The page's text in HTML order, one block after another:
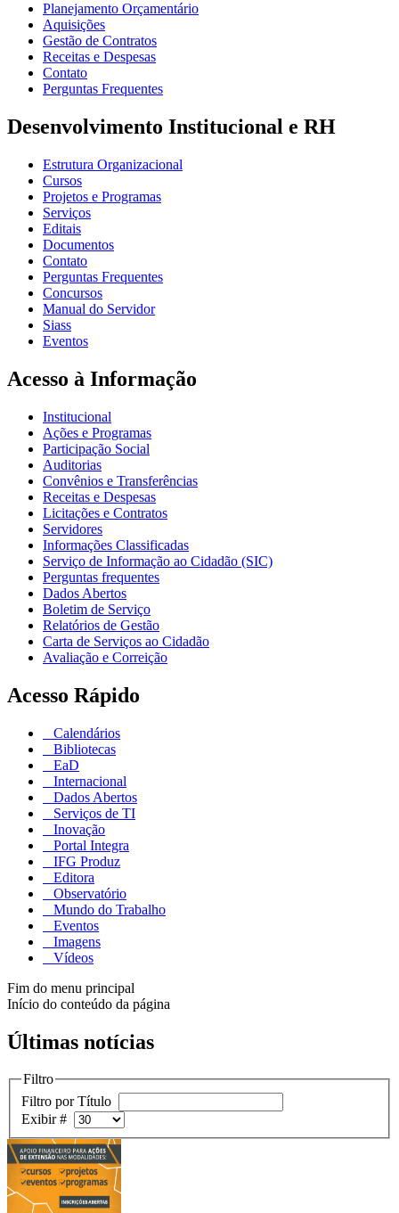
Planejamento Orçamentário
Aquisições
Gestão de Contratos
Receitas e Despesas
Contato
Perguntas Frequentes
Desenvolvimento Institucional e RH
Estrutura Organizacional
Cursos
Projetos e Programas
Serviços
Editais
Documentos
Contato
Perguntas Frequentes
Concursos
Manual do Servidor
Siass
Eventos
Acesso à Informação
Institucional
Ações e Programas
Participação Social
Auditorias
Convênios e Transferências
Receitas e Despesas
Licitações e Contratos
Servidores
Informações Classificadas
Serviço de Informação ao Cidadão (SIC)
Perguntas frequentes
Dados Abertos
Boletim de Serviço
Relatórios de Gestão
Carta de Serviços ao Cidadão
Avaliação e Correição
Acesso Rápido
Calendários
Bibliotecas
EaD
Internacional
Dados Abertos
Serviços de TI
Inovação
Portal Integra
IFG Produz
Editora
Observatório
Mundo do Trabalho
Eventos
Imagens
Vídeos
Fim do menu principal
Início do conteúdo da página
Últimas notícias
Filtro
Filtro por Título
Exibir #